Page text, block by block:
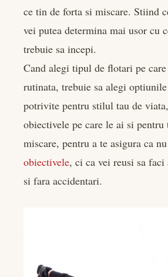
ce tin de forta si miscare. Stiind
vei putea determina mai usor cu
trebuie sa incepi.
Cand alegi tipul de flotari pe
rutinata, trebuie sa alegi
potrivite pentru stilul tau de
obiectivele pe care le ai si pentru
miscare, pentru a te asigura ca
obiectivele, ci ca vei reusi sa faci
si fara accidentari.